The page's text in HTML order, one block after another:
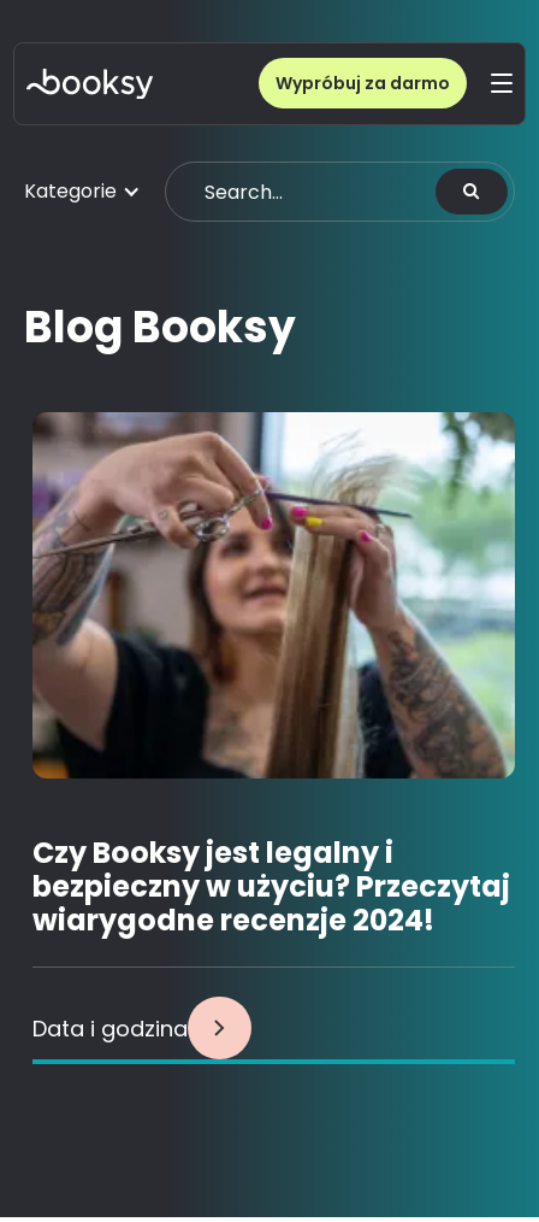
Wypróbuj za darmo
Kategorie
Blog Booksy
Czy Booksy jest legalny i
bezpieczny w użyciu? Przeczytaj
wiarygodne recenzje 2024!
Data i godzina